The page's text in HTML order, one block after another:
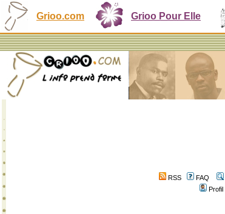
Grioo.com Grioo Pour Elle
RSS FAQ
Profil